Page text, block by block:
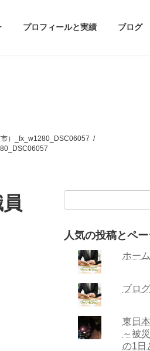
プロフィールと実績 ブログ
）_fx_w1280_DSC06057
人気の投稿とペ
ホーム
ブログ
東日
～被
の1日